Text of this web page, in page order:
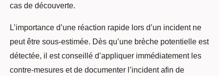
cas de découverte.
L’importance d’une réaction rapide lors d’un incident ne
peut être sous-estimée. Dès qu’une brèche potentielle est
détectée, il est conseillé d’appliquer immédiatement les
contre-mesures et de documenter l’incident afin de